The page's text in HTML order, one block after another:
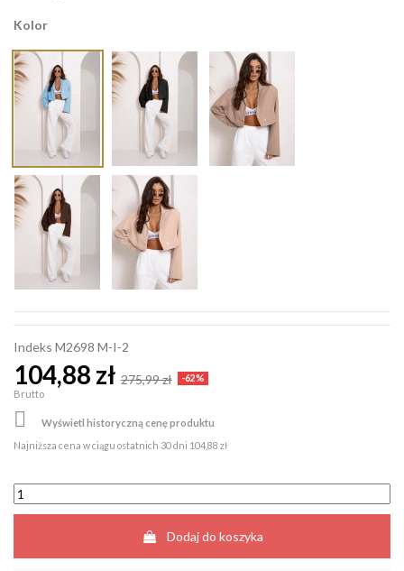
Kolor
Indeks M2698 M-I-2
104,88 zł 275,99 zł -62%
Brutto

Wyświetl historyczną cenę produktu
Najniższa cena w ciągu ostatnich 30 dni 104,88 zł
Dodaj do koszyka